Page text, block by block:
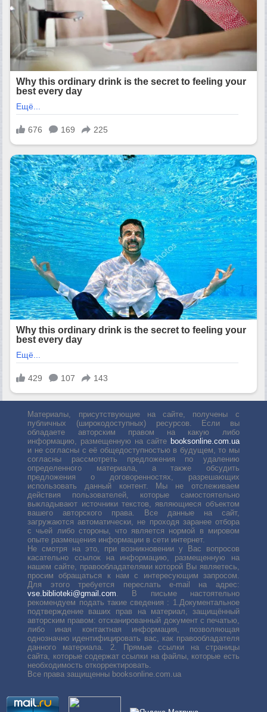
Материалы, присутствующие на сайте, получены с
публичных (широкодоступных) ресурсов. Если вы
обладаете авторским правом на какую либо
информацию, размещенную на сайте booksonline.com.ua
и не согласны с её общедоступностью в будущем, то мы
согласны рассмотреть предложения по удалению
определенного материала, а также обсудить
предложения о договоренностях, разрешающих
использовать данный контент. Мы не отслеживаем
действия пользователей, которые самостоятельно
выкладывают источники текстов, являющиеся объектом
вашего авторского права. Все данные на сайт,
загружаются автоматически, не проходя заранее отбора
с чьей либо стороны, что является нормой в мировом
опыте размещения информации в сети интернет.
Не смотря на это, при возникновении у Вас вопросов
касательно ссылок на информацию, размещенную на
нашем сайте, правообладателями которой Вы являетесь,
просим обращаться к нам с интересующим запросом.
Для этого требуется переслать е-mail на адрес:
vse.biblioteki@gmail.com . В письме настоятельно
рекомендуем подать такие сведения : 1.Документальное
подтверждение ваших прав на материал, защищённый
авторским правом: отсканированный документ с печатью,
либо иная контактная информация, позволяющая
однозначно идентифицировать вас, как правообладателя
данного материала. 2. Прямые ссылки на страницы
сайта, которые содержат ссылки на файлы, которые есть
необходимость откорректировать.
Все права защищенны booksonline.com.ua